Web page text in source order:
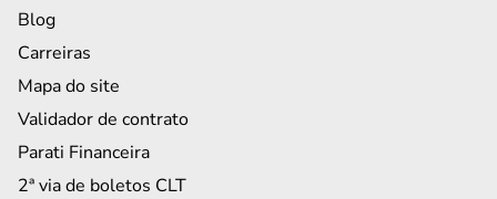
Blog
Carreiras
Mapa do site
Validador de contrato
Parati Financeira
2ª via de boletos CLT